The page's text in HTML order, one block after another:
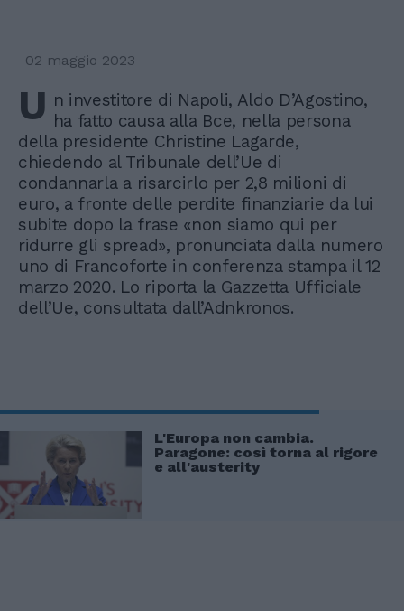
02 maggio 2023
U n investitore di Napoli, Aldo D’Agostino,
ha fatto causa alla Bce, nella persona
della presidente Christine Lagarde,
chiedendo al Tribunale dell’Ue di
condannarla a risarcirlo per 2,8 milioni di
euro, a fronte delle perdite finanziarie da lui
subite dopo la frase «non siamo qui per
ridurre gli spread», pronunciata dalla numero
uno di Francoforte in conferenza stampa il 12
marzo 2020. Lo riporta la Gazzetta Ufficiale
dell’Ue, consultata dall’Adnkronos.
L'Europa non cambia.
Paragone: così torna al rigore
e all'austerity